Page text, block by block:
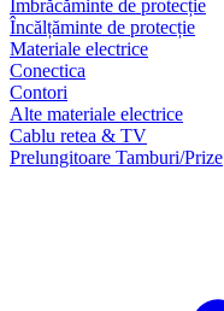
Îmbrăcăminte de protecție
Încălțăminte de protecție
Materiale electrice
Conectica
Contori
Alte materiale electrice
Cablu retea & TV
Prelungitoare Tamburi/Prize